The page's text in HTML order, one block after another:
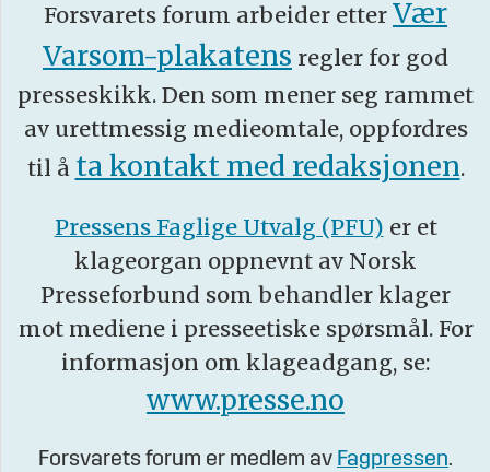
Forsvarets forum arbeider etter Vær
Varsom-plakatens regler for god
presseskikk. Den som mener seg rammet
av urettmessig medieomtale, oppfordres
til å ta kontakt med redaksjonen.
Pressens Faglige Utvalg (PFU) er et
klageorgan oppnevnt av Norsk
Presseforbund som behandler klager
mot mediene i presseetiske spørsmål. For
informasjon om klageadgang, se:
www.presse.no
Forsvarets forum er medlem av Fagpressen.